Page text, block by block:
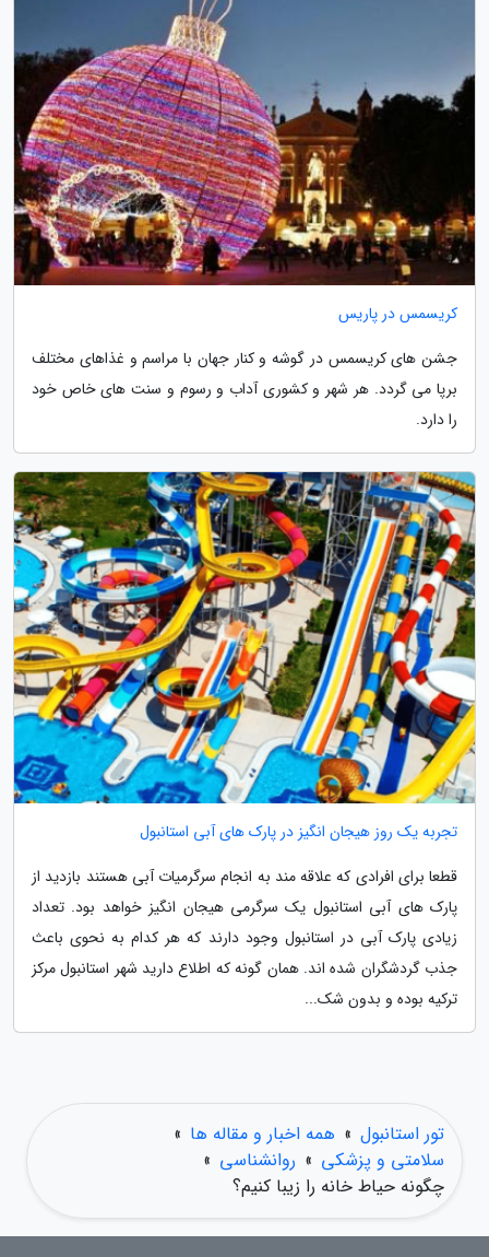
کریسمس در پاریس
جشن های کریسمس در گوشه و کنار جهان با مراسم و غذاهای مختلف
برپا می گردد. هر شهر و کشوری آداب و رسوم و سنت های خاص خود
را دارد.
تجربه یک روز هیجان انگیز در پارک های آبی استانبول
قطعا برای افرادی که علاقه مند به انجام سرگرمیات آبی هستند بازدید از
پارک های آبی استانبول یک سرگرمی هیجان انگیز خواهد بود. تعداد
زیادی پارک آبی در استانبول وجود دارند که هر کدام به نحوی باعث
جذب گردشگران شده اند. همان گونه که اطلاع دارید شهر استانبول مرکز
ترکیه بوده و بدون شک...
تور استانبول » همه اخبار و مقاله ها »
سلامتی و پزشکی » روانشناسی »
چگونه حیاط خانه را زیبا کنیم؟